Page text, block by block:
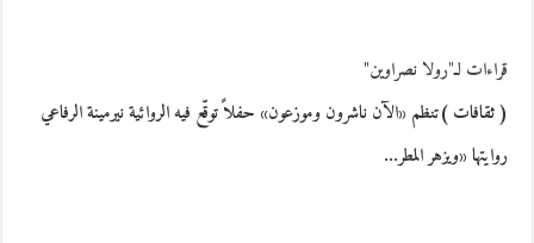
قراءات لـ"رولا نصراوين"
( ثقافات )تنظم «الآن ناشرون وموزعون» حفلاً توقّع فيه الروائية نيرمينة الرفاعي
روايتها «ويزهر المطر…